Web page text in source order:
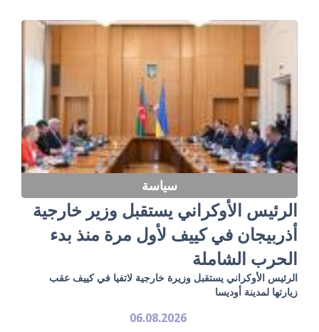
سياسة
الرئيس الأوكراني يستقبل وزير خارجية
أذربيجان في كييف لأول مرة منذ بدء
الحرب الشاملة
الرئيس الأوكراني يستقبل وزيرة خارجية لاتفيا في كييف عقب
زيارتها لمدينة أوديسا
06.08.2026